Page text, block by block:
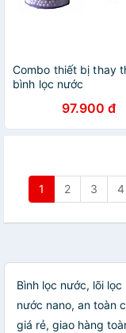
Combo thiết bị thay
bình lọc nước
97.900 đ
1 2 3 4
Bình lọc nước, lõi
nước nano, an toàn
giá rẻ, giao hàng